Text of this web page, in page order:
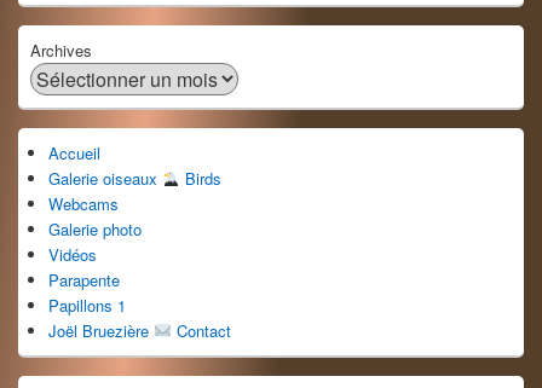
Archives
Accueil
Galerie oiseaux
Birds
Webcams
Galerie photo
Vidéos
Parapente
Papillons 1
Joël Bruezière
Contact